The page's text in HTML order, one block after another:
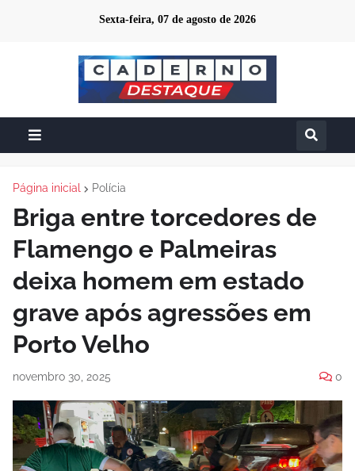
Sexta-feira, 07 de agosto de 2026
Página inicial Polícia
Briga entre torcedores de
Flamengo e Palmeiras
deixa homem em estado
grave após agressões em
Porto Velho
novembro 30, 2025 0